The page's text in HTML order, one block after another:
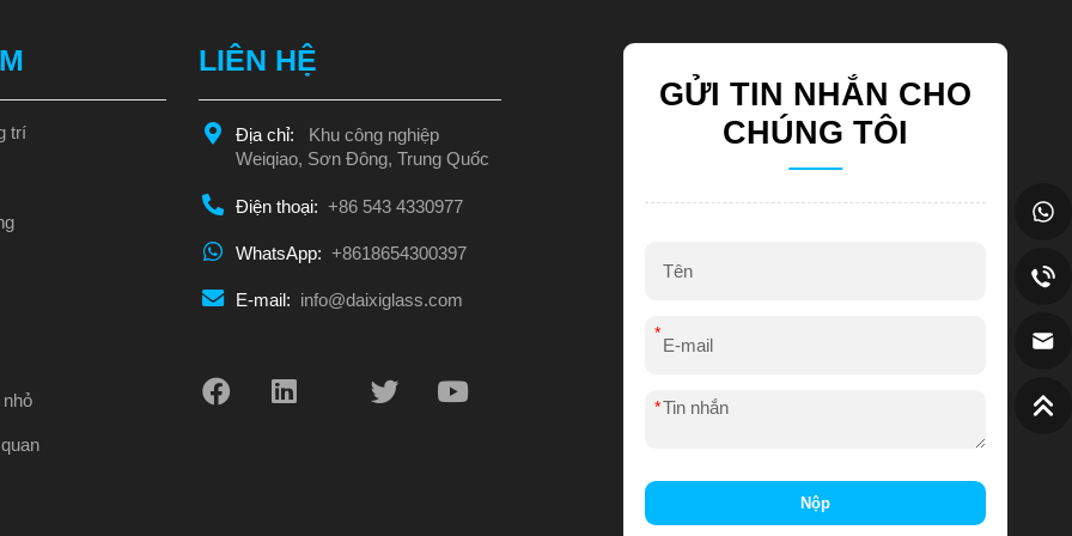
trí
LIÊN HỆ
Địa chỉ:
Khu công nghiệp
Weiqiao, Sơn Đông, Trung Quốc
Điện thoại: +86 543 4330977
WhatsApp: +8618654300397
E-mail: info@daixiglass.com
GỬI TIN NHẮN CHO
CHÚNG TÔI
*
*
Nộp